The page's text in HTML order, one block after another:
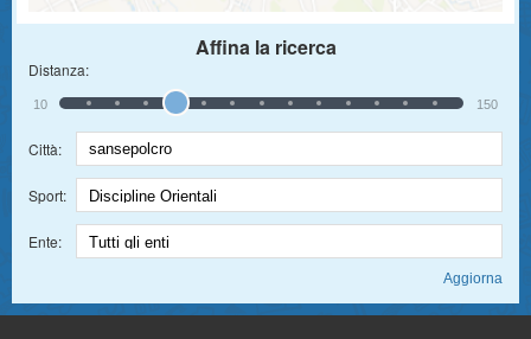
Affina la ricerca
Distanza:
10 150
Città:
Sport:
Ente: